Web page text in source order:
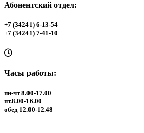
Абонентский отдел:
+7 (34241) 6-13-54
+7 (34241) 7-41-10
Часы работы:
пн-чт 8.00-17.00
пт.8.00-16.00
обед 12.00-12.48